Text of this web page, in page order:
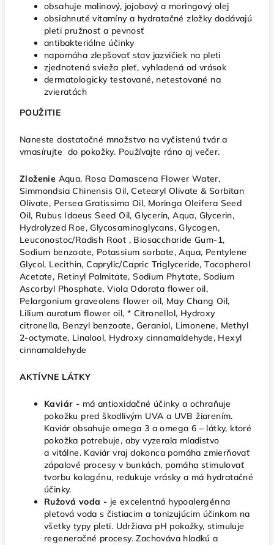
obsahuje malinový, jojobový a moringový olej
obsiahnuté vitamíny a hydratačné zložky dodávajú
pleti pružnosť a pevnosť
antibakteriálne účinky
napomáha zlepšovať stav jazvičiek na pleti
zjednotená svieža pleť, vyhladená od vrások
dermatologicky testované, netestované na
zvieratách
POUŽITIE
Naneste dostatočné množstvo na vyčistenú tvár a
vmasírujte do pokožky. Používajte ráno aj večer.
Zloženie Aqua, Rosa Damascena Flower Water,
Simmondsia Chinensis Oil, Cetearyl Olivate & Sorbitan
Olivate, Persea Gratissima Oil, Moringa Oleifera Seed
Oil, Rubus Idaeus Seed Oil, Glycerin, Aqua, Glycerin,
Hydrolyzed Roe, Glycosaminoglycans, Glycogen,
Leuconostoc/Radish Root , Biosaccharide Gum-1,
Sodium benzoate, Potassium sorbate, Aqua, Pentylene
Glycol, Lecithin, Caprylic/Capric Triglyceride, Tocopherol
Acetate, Retinyl Palmitate, Sodium Phytate, Sodium
Ascorbyl Phosphate, Viola Odorata flower oil,
Pelargonium graveolens flower oil, May Chang Oil,
Lilium auratum flower oil, * Citronellol, Hydroxy
citronella, Benzyl benzoate, Geraniol, Limonene, Methyl
2-octymate, Linalool, Hydroxy cinnamaldehyde, Hexyl
cinnamaldehyde
AKTÍVNE LÁTKY
Kaviár - má antioxidačné účinky a ochraňuje
pokožku pred škodlivým UVA a UVB žiarením.
Kaviár obsahuje omega 3 a omega 6 – látky, ktoré
pokožka potrebuje, aby vyzerala mladistvo
a vitálne. Kaviár vraj dokonca pomáha zmierňovať
zápalové procesy v bunkách, pomáha stimulovať
tvorbu kolagénu, redukuje vrásky a má hydratačné
účinky.
Ružová voda - je excelentná hypoalergénna
pleťová voda s čistiacim a tonizujúcim účinkom na
všetky typy pleti. Udržiava pH pokožky, stimuluje
regeneračné procesy. Zachováva hladkú a